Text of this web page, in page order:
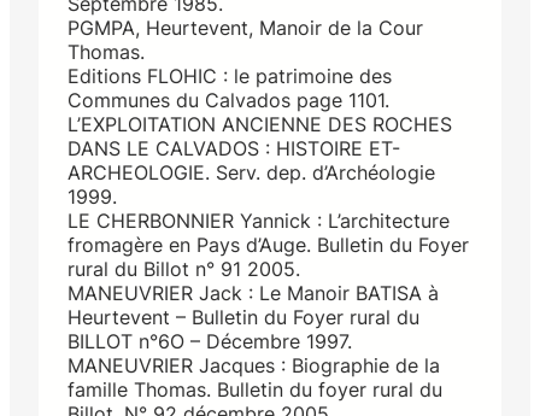
PGMPA, Heurtevent, Manoir de la Cour
Thomas.
Editions FLOHIC : le patrimoine des
Communes du Calvados page 1101.
L’EXPLOITATION ANCIENNE DES ROCHES
DANS LE CALVADOS : HISTOIRE ET-
ARCHEOLOGIE. Serv. dep. d’Archéologie
1999.
LE CHERBONNIER Yannick : L’architecture
fromagère en Pays d’Auge. Bulletin du Foyer
rural du Billot n° 91 2005.
MANEUVRIER Jack : Le Manoir BATISA à
Heurtevent – Bulletin du Foyer rural du
BILLOT n°6O – Décembre 1997.
MANEUVRIER Jacques : Biographie de la
famille Thomas. Bulletin du foyer rural du